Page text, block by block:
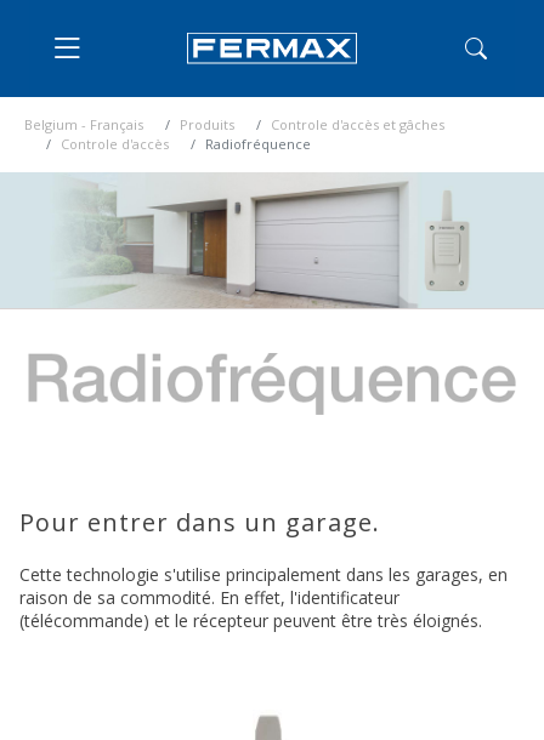
Belgium - Français Produits
Controle d'accès et gâches
Controle d'accès
Radiofréquence
Pour entrer dans un garage.
Cette technologie s'utilise principalement dans les garages, en
raison de sa commodité. En effet, l'identificateur
(télécommande) et le récepteur peuvent être très éloignés.